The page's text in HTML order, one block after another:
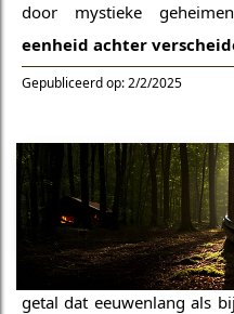
door mystieke
eenheid achter
Gepubliceerd op: 2/2/2025
getal dat eeuwenlang als